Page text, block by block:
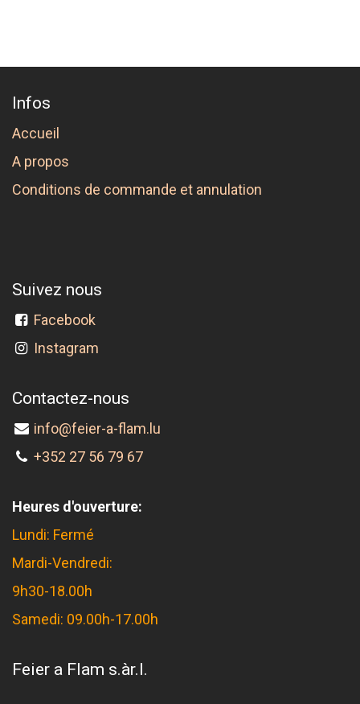
Infos
Accueil
A propos
Conditions de commande et annulation
Suivez nous
Facebook
Instagram
Contactez-nous
info@feier-a-flam.lu
+352 27 56 79 67
Heures d'ouverture:
Lundi: Fermé
Mardi-Vendredi:
9h30-18.00h
Samedi: 09.00h-17.00h
Feier a Flam s.àr.l.